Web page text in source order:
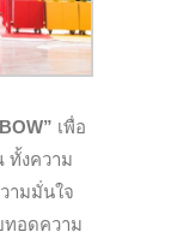
เพื่อ
ทั้งความ
ามมั่นใจ
ทอดความ